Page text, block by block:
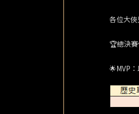
各位大
🏆總決
🌟MVP